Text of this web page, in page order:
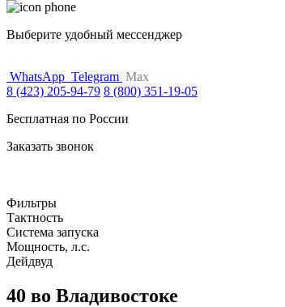
Выберите удобный мессенджер
WhatsApp Telegram Max
8 (423) 205-94-79 8 (800) 351-19-05
Бесплатная по России
Заказать звонок
Фильтры
Тактность
Система запуска
Мощность, л.с.
Дейдвуд
40 во Владивостоке